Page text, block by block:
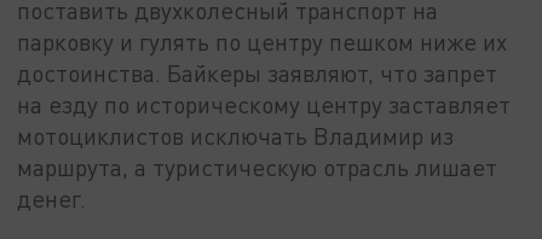
поставить двухколесный транспорт на
парковку и гулять по центру пешком ниже их
достоинства. Байкеры заявляют, что запрет
на езду по историческому центру заставляет
мотоциклистов исключать Владимир из
маршрута, а туристическую отрасль лишает
денег.